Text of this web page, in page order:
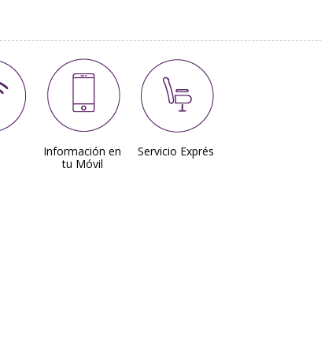
Información en
tu Móvil
Servicio Exprés